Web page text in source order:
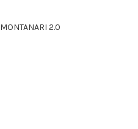
MONTANARI 2.0